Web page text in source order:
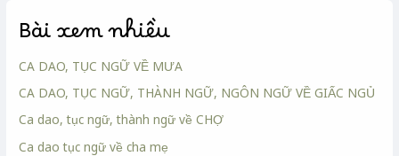
Bài xem nhiều
CA DAO, TỤC NGỮ VỀ MƯA
CA DAO, TỤC NGỮ, THÀNH NGỮ, NGÔN NGỮ VỀ GIẤC NGỦ
Ca dao, tục ngữ, thành ngữ về CHỢ
Ca dao tục ngữ về cha mẹ